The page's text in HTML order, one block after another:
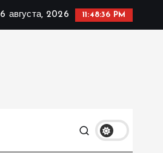
6 августа, 2026 11:48:37 PM